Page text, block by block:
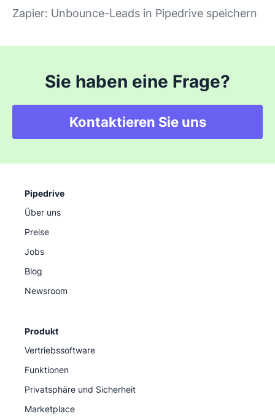
Zapier: Unbounce-Leads in Pipedrive speichern
Sie haben eine Frage?
Kontaktieren Sie uns
Pipedrive
Über uns
Preise
Jobs
Blog
Newsroom
Produkt
Vertriebssoftware
Funktionen
Privatsphäre und Sicherheit
Marketplace